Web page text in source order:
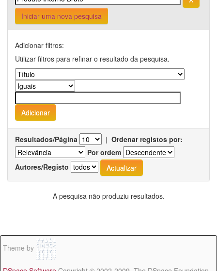
Iniciar uma nova pesquisa
Adicionar filtros:
Utilizar filtros para refinar o resultado da pesquisa.
Resultados/Página | Ordenar registos por:
Por ordem
Autores/Registo
A pesquisa não produziu resultados.
Theme by